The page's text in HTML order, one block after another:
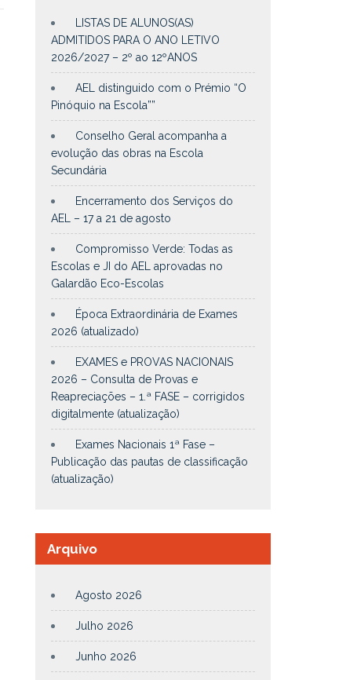
LISTAS DE ALUNOS(AS)
ADMITIDOS PARA O ANO LETIVO
2026/2027 – 2º ao 12ºANOS
AEL distinguido com o Prémio “O
Pinóquio na Escola””
Conselho Geral acompanha a
evolução das obras na Escola
Secundária
Encerramento dos Serviços do
AEL – 17 a 21 de agosto
Compromisso Verde: Todas as
Escolas e JI do AEL aprovadas no
Galardão Eco-Escolas
Época Extraordinária de Exames
2026 (atualizado)
EXAMES e PROVAS NACIONAIS
2026 – Consulta de Provas e
Reapreciações – 1.ª FASE – corrigidos
digitalmente (atualização)
Exames Nacionais 1ª Fase –
Publicação das pautas de classificação
(atualização)
Arquivo
Agosto 2026
Julho 2026
Junho 2026